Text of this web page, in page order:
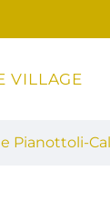
de
VILLAGE
Pianottoli-